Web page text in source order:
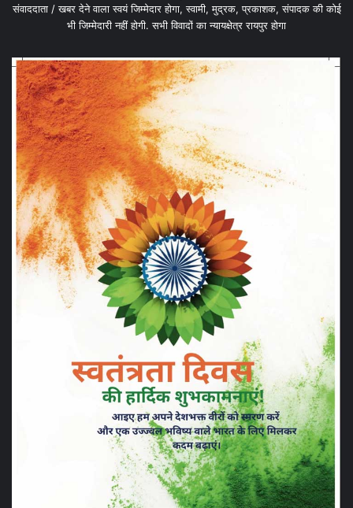
संवाददाता / खबर देने वाला स्वयं जिम्मेदार होगा, स्वामी, मुद्रक, प्रकाशक, संपादक की कोई
भी जिम्मेदारी नहीं होगी. सभी विवादों का न्यायक्षेत्र रायपुर होगा